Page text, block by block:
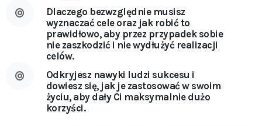
Dlaczego bezwzględnie musisz
wyznaczać cele oraz jak robić to
prawidłowo, aby przez przypadek sobie
nie zaszkodzić i nie wydłużyć realizacji
celów.
Odkryjesz nawyki ludzi sukcesu i
dowiesz się, jak je zastosować w swoim
życiu, aby dały Ci maksymalnie dużo
korzyści.